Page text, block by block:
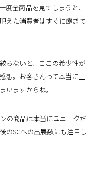
全商品を見てしまうと、
えた消費者はすぐに飽きて
らないと、ここの希少性が
想。お客さんって本当に正
いますからね。
の商品は本当にユニークだ
のSCへの出展数にも注目し